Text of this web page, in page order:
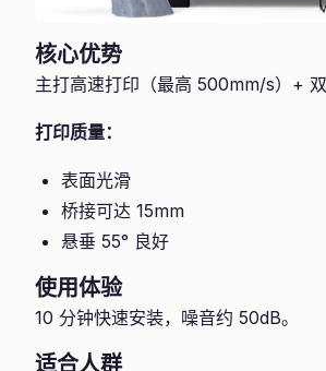
核心优势
主打高速打印（最高 500mm/s）+ 双
打印质量：
表面光滑
桥接可达 15mm
悬垂 55° 良好
使用体验
10 分钟快速安装，噪音约 50dB。
适合人群